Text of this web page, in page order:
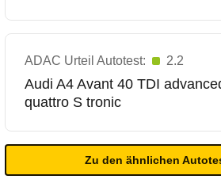
ADAC Urteil Autotest: 2.2
Audi A4 Avant 40 TDI
quattro S tronic
Zu den ähnlichen